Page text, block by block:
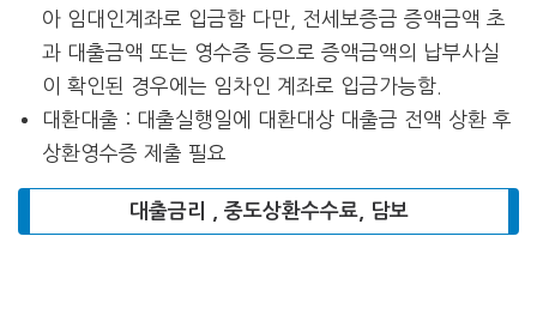
아 임대인계좌로 입금함 다만, 전세보증금 증액금액 초
과 대출금액 또는 영수증 등으로 증액금액의 납부사실
이 확인된 경우에는 임차인 계좌로 입금가능함.
대환대출 : 대출실행일에 대환대상 대출금 전액 상환 후
상환영수증 제출 필요
대출금리 , 중도상환수수료, 담보